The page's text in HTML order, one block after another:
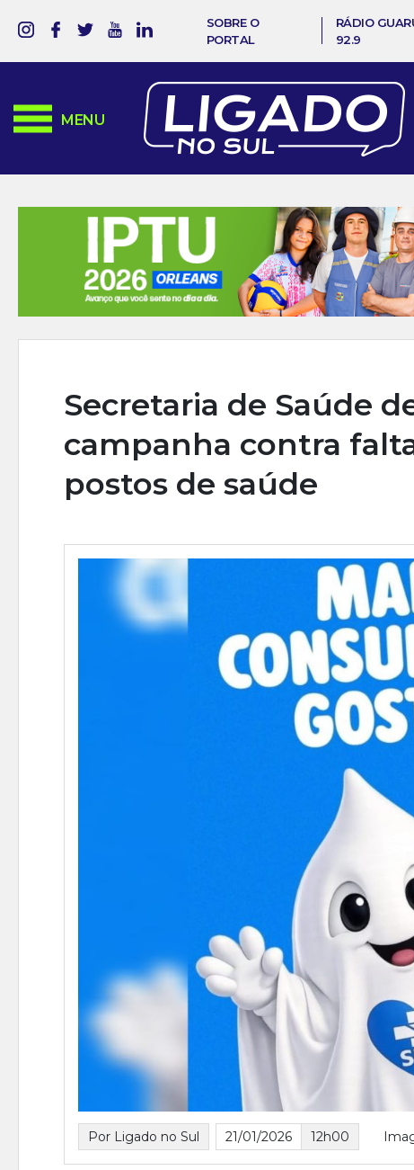
SOBRE O
PORTAL
RÁDIO
92.9
MENU
Secretaria de Saúde
campanha contra
postos de saúde
Por Ligado no Sul 21/01/2026 12h00